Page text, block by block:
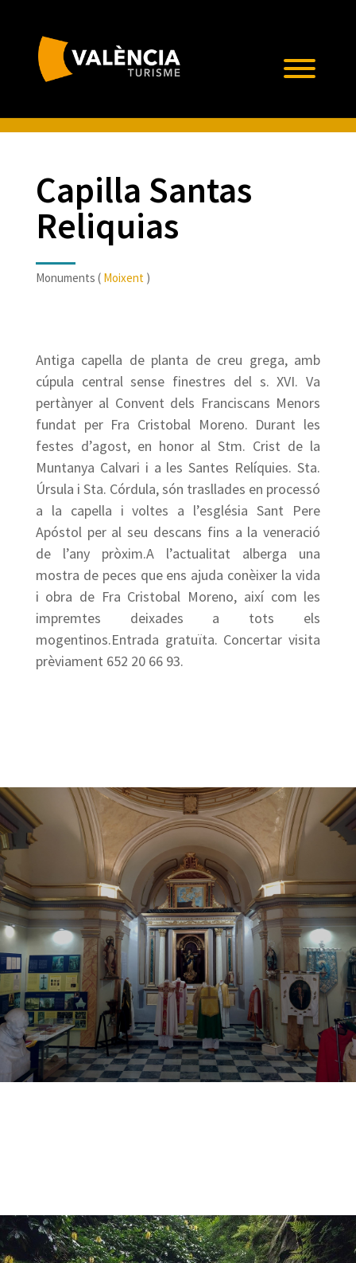
Capilla Santas
Reliquias
Monuments ( Moixent)
Antiga capella de planta de creu grega, amb
cúpula central sense finestres del s. XVI. Va
pertànyer al Convent dels Franciscans Menors
fundat per Fra Cristobal Moreno. Durant les
festes d’agost, en honor al Stm. Crist de la
Muntanya Calvari i a les Santes Relíquies. Sta.
Úrsula i Sta. Córdula, són trasllades en processó
a la capella i voltes a l’església Sant Pere
Apóstol per al seu descans fins a la veneració
de l’any pròxim.A l’actualitat alberga una
mostra de peces que ens ajuda conèixer la vida
i obra de Fra Cristobal Moreno, així com les
impremtes deixades a tots els
mogentinos.Entrada gratuïta. Concertar visita
prèviament 652 20 66 93.